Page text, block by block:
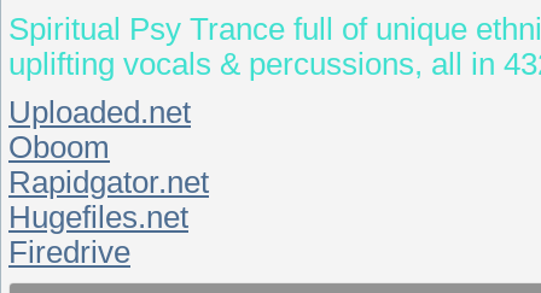
Spiritual Psy Trance full of unique
uplifting vocals & percussions, all in
Uploaded.net
Oboom
Rapidgator.net
Hugefiles.net
Firedrive